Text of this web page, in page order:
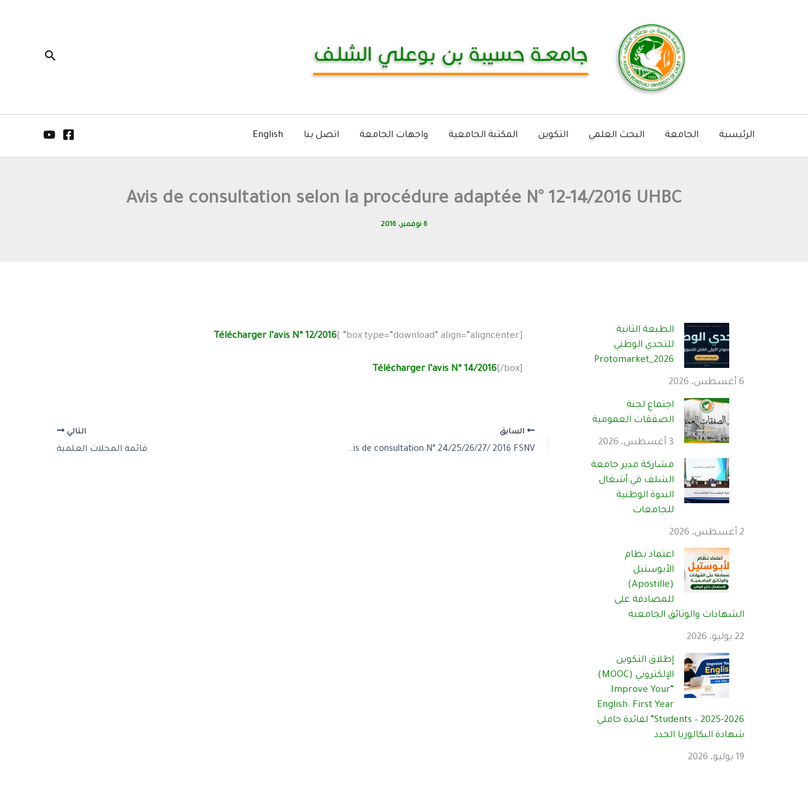
البحث
الرئيسية الجامعة البحث العلمي التكوين المكتبة الجامعية واجهات الجامعة اتصل بنا English
Avis de consultation selon la procédure adaptée N° 12-14/2016 UHBC
6 نوفمبر، 2016
الطبعة الثانية
للتحدي الوطني
Protomarket_2026
6 أغسطس، 2026
اجتماع لجنة
الصفقات العمومية
3 أغسطس، 2026
مشاركة مدير جامعة
الشلف في أشغال
الندوة الوطنية
للجامعات
2 أغسطس، 2026
اعتماد نظام
الأبوستيل
(Apostille)
للمصادقة على
الشهادات والوثائق الجامعية
22 يوليو، 2026
إطلاق التكوين
الإلكتروني (MOOC)
“Improve Your
English: First Year
Students – 2025-2026” لفائدة حاملي
شهادة البكالوريا الجدد
19 يوليو، 2026
[box type=”download” align=”aligncenter” ]
Télécharger l’avis N° 12/2016
Télécharger l’avis N° 14/2016[/box]
السابق
Avis de consultation N° 24/25/26/27/ 2016 FSNV
التالي
قائمة المجلات العلمية